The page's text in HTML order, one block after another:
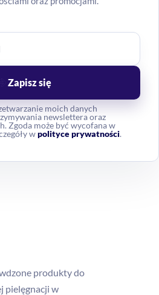
moich danych
newslettera oraz
Zgoda może być wycofana w
wpolityce prywatności.
Zapisz się
produkty do
pielęgnacji w